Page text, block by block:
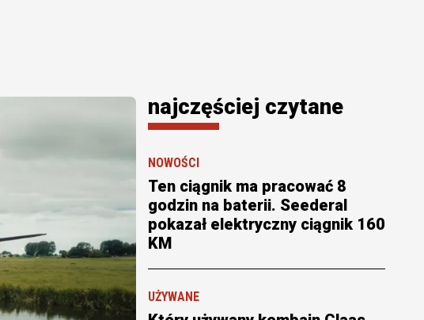
najczęściej czytane
NOWOŚCI
Ten ciągnik ma pracować 8
godzin na baterii. Seederal
pokazał elektryczny ciągnik 160
KM
UŻYWANE